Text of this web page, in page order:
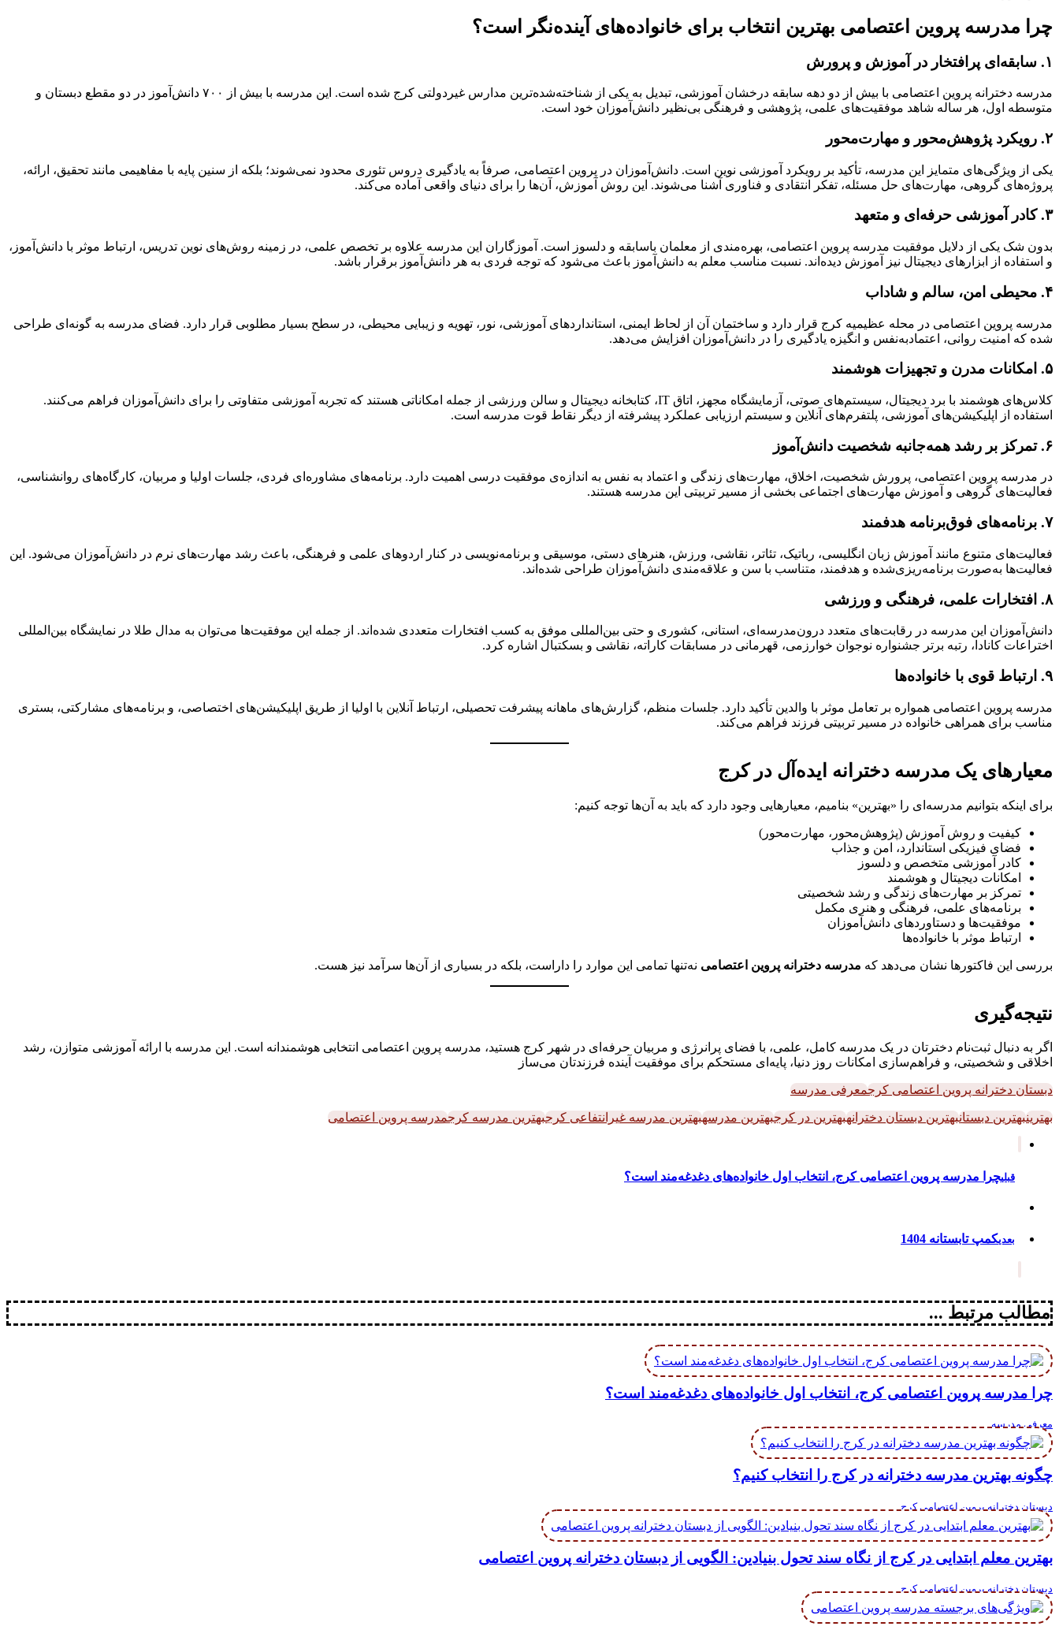
چرا مدرسه پروین اعتصامی بهترین انتخاب برای خانواده‌های آینده‌نگر است؟
۱. سابقه‌ای پرافتخار در آموزش و پرورش
مدرسه دخترانه پروین اعتصامی با بیش از دو دهه سابقه درخشان آموزشی، تبدیل به یکی از شناخته‌شده‌ترین مدارس غیردولتی کرج شده است. این مدرسه با بیش از ۷۰۰ دانش‌آموز در دو مقطع دبستان و
متوسطه اول، هر ساله شاهد موفقیت‌های علمی، پژوهشی و فرهنگی بی‌نظیر دانش‌آموزان خود است.
۲. رویکرد پژوهش‌محور و مهارت‌محور
یکی از ویژگی‌های متمایز این مدرسه، تأکید بر رویکرد آموزشی نوین است. دانش‌آموزان در پروین اعتصامی، صرفاً به یادگیری دروس تئوری محدود نمی‌شوند؛ بلکه از سنین پایه با مفاهیمی مانند تحقیق، ارائه،
پروژه‌های گروهی، مهارت‌های حل مسئله، تفکر انتقادی و فناوری آشنا می‌شوند. این روش آموزش، آن‌ها را برای دنیای واقعی آماده می‌کند.
۳. کادر آموزشی حرفه‌ای و متعهد
بدون شک یکی از دلایل موفقیت مدرسه پروین اعتصامی، بهره‌مندی از معلمان باسابقه و دلسوز است. آموزگاران این مدرسه علاوه بر تخصص علمی، در زمینه روش‌های نوین تدریس، ارتباط موثر با دانش‌آموز،
و استفاده از ابزارهای دیجیتال نیز آموزش دیده‌اند. نسبت مناسب معلم به دانش‌آموز باعث می‌شود که توجه فردی به هر دانش‌آموز برقرار باشد.
۴. محیطی امن، سالم و شاداب
مدرسه پروین اعتصامی در محله عظیمیه کرج قرار دارد و ساختمان آن از لحاظ ایمنی، استانداردهای آموزشی، نور، تهویه و زیبایی محیطی، در سطح بسیار مطلوبی قرار دارد. فضای مدرسه به گونه‌ای طراحی
شده که امنیت روانی، اعتمادبه‌نفس و انگیزه یادگیری را در دانش‌آموزان افزایش می‌دهد.
۵. امکانات مدرن و تجهیزات هوشمند
کلاس‌های هوشمند با برد دیجیتال، سیستم‌های صوتی، آزمایشگاه مجهز، اتاق IT، کتابخانه دیجیتال و سالن ورزشی از جمله امکاناتی هستند که تجربه آموزشی متفاوتی را برای دانش‌آموزان فراهم می‌کنند.
استفاده از اپلیکیشن‌های آموزشی، پلتفرم‌های آنلاین و سیستم ارزیابی عملکرد پیشرفته از دیگر نقاط قوت مدرسه است.
۶. تمرکز بر رشد همه‌جانبه شخصیت دانش‌آموز
در مدرسه پروین اعتصامی، پرورش شخصیت، اخلاق، مهارت‌های زندگی و اعتماد به نفس به اندازه‌ی موفقیت درسی اهمیت دارد. برنامه‌های مشاوره‌ای فردی، جلسات اولیا و مربیان، کارگاه‌های روانشناسی،
فعالیت‌های گروهی و آموزش مهارت‌های اجتماعی بخشی از مسیر تربیتی این مدرسه هستند.
۷. برنامه‌های فوق‌برنامه هدفمند
فعالیت‌های متنوع مانند آموزش زبان انگلیسی، رباتیک، تئاتر، نقاشی، ورزش، هنرهای دستی، موسیقی و برنامه‌نویسی در کنار اردوهای علمی و فرهنگی، باعث رشد مهارت‌های نرم در دانش‌آموزان می‌شود. این
فعالیت‌ها به‌صورت برنامه‌ریزی‌شده و هدفمند، متناسب با سن و علاقه‌مندی دانش‌آموزان طراحی شده‌اند.
۸. افتخارات علمی، فرهنگی و ورزشی
دانش‌آموزان این مدرسه در رقابت‌های متعدد درون‌مدرسه‌ای، استانی، کشوری و حتی بین‌المللی موفق به کسب افتخارات متعددی شده‌اند. از جمله این موفقیت‌ها می‌توان به مدال طلا در نمایشگاه بین‌المللی
اختراعات کانادا، رتبه برتر جشنواره نوجوان خوارزمی، قهرمانی در مسابقات کاراته، نقاشی و بسکتبال اشاره کرد.
۹. ارتباط قوی با خانواده‌ها
مدرسه پروین اعتصامی همواره بر تعامل موثر با والدین تأکید دارد. جلسات منظم، گزارش‌های ماهانه پیشرفت تحصیلی، ارتباط آنلاین با اولیا از طریق اپلیکیشن‌های اختصاصی، و برنامه‌های مشارکتی، بستری
مناسب برای همراهی خانواده در مسیر تربیتی فرزند فراهم می‌کند.
معیارهای یک مدرسه دخترانه ایده‌آل در کرج
برای اینکه بتوانیم مدرسه‌ای را «بهترین» بنامیم، معیارهایی وجود دارد که باید به آن‌ها توجه کنیم:
کیفیت و روش آموزش (پژوهش‌محور، مهارت‌محور)
فضای فیزیکی استاندارد، امن و جذاب
کادر آموزشی متخصص و دلسوز
امکانات دیجیتال و هوشمند
تمرکز بر مهارت‌های زندگی و رشد شخصیتی
برنامه‌های علمی، فرهنگی و هنری مکمل
موفقیت‌ها و دستاوردهای دانش‌آموزان
ارتباط موثر با خانواده‌ها
بررسی این فاکتورها نشان می‌دهد که مدرسه دخترانه پروین اعتصامی نه‌تنها تمامی این موارد را داراست، بلکه در بسیاری از آن‌ها سرآمد نیز هست.
نتیجه‌گیری
اگر به دنبال ثبت‌نام دخترتان در یک مدرسه کامل، علمی، با فضای پرانرژی و مربیان حرفه‌ای در شهر کرج هستید، مدرسه پروین اعتصامی انتخابی هوشمندانه است. این مدرسه با ارائه آموزشی متوازن، رشد
اخلاقی و شخصیتی، و فراهم‌سازی امکانات روز دنیا، پایه‌ای مستحکم برای موفقیت آینده فرزندتان می‌ساز
دبستان دخترانه پروین اعتصامی کرجمعرفی مدرسه
بهترینبهترین دبستانبهترین دبستان دخترانهبهترین در کرجبهترین مدرسهبهترین مدرسه غیرانتفاعی کرجبهترین مدرسه کرجمدرسه پروین اعتصامی
قبلیچرا مدرسه پروین اعتصامی کرج، انتخاب اول خانواده‌های دغدغه‌مند است؟
بعدیکمپ تابستانه 1404
مطالب مرتبط ...
چرا مدرسه پروین اعتصامی کرج، انتخاب اول خانواده‌های دغدغه‌مند است؟
معرفی مدرسه
چگونه بهترین مدرسه دخترانه در کرج را انتخاب کنیم؟
دبستان دخترانه پروین اعتصامی کرج
بهترین معلم ابتدایی در کرج از نگاه سند تحول بنیادین: الگویی از دبستان دخترانه پروین اعتصامی
دبستان دخترانه پروین اعتصامی کرج